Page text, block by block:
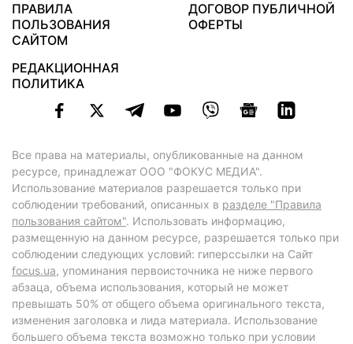
ПРАВИЛА
ПОЛЬЗОВАНИЯ
САЙТОМ
ДОГОВОР ПУБЛИЧНОЙ
ОФЕРТЫ
РЕДАКЦИОННАЯ
ПОЛИТИКА
Все права на материалы, опубликованные на данном
ресурсе, принадлежат ООО "ФОКУС МЕДИА".
Использование материалов разрешается только при
соблюдении требований, описанных в разделе "Правила
пользования сайтом". Использовать информацию,
размещенную на данном ресурсе, разрешается только при
соблюдении следующих условий: гиперссылки на Сайт
focus.ua, упоминания первоисточника не ниже первого
абзаца, объема использования, который не может
превышать 50% от общего объема оригинального текста,
изменения заголовка и лида материала. Использование
большего объема текста возможно только при условии